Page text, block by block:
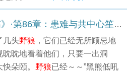
《花语系列之二：梨花殇》·第86章：患难与共中心笙荡漾 默然萧索时心碎难持(上)
几头野狼 ，它们已经无所顾忌地
眈地看着他们，只要一出洞
朵颐。 野狼已经～～”黑熊低吼